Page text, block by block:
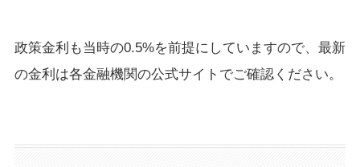
政策金利も当時の0.5%を前提にしていますので、最新
の金利は各金融機関の公式サイトでご確認ください。